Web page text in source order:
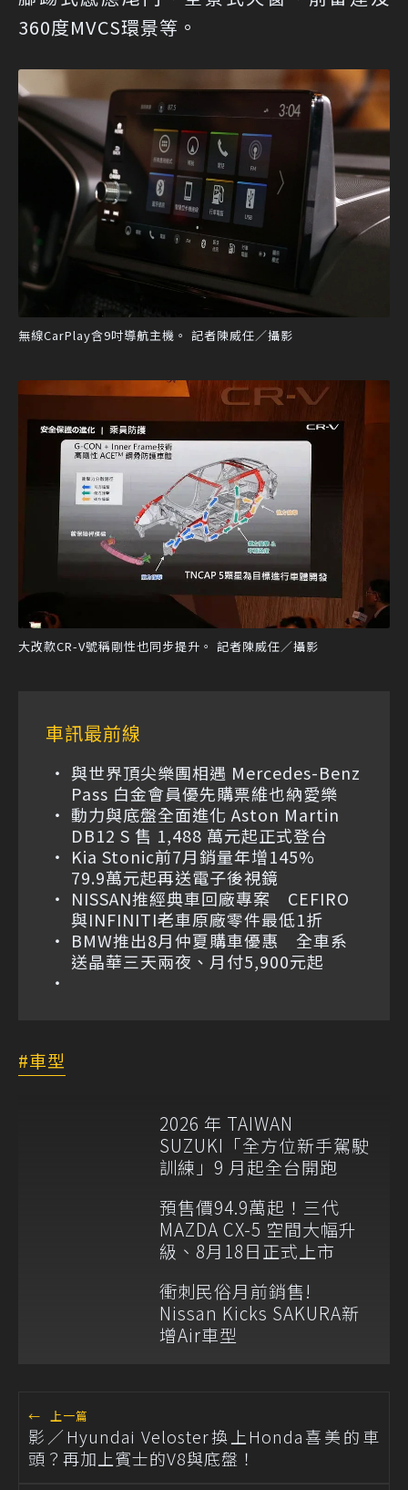
360度MVCS環景等。
無線CarPlay含9吋導航主機。 記者陳威任／攝影
大改款CR-V號稱剛性也同步提升。 記者陳威任／攝影
車訊最前線
與世界頂尖樂團相遇 Mercedes-Benz
Pass 白金會員優先購票維也納愛樂
動力與底盤全面進化 Aston Martin
DB12 S 售 1,488 萬元起正式登台
Kia Stonic前7月銷量年增145%
79.9萬元起再送電子後視鏡
NISSAN推經典車回廠專案 CEFIRO
與INFINITI老車原廠零件最低1折
BMW推出8月仲夏購車優惠 全車系
送晶華三天兩夜、月付5,900元起
車型
2026 年 TAIWAN
SUZUKI「全方位新手駕駛
訓練」9 月起全台開跑
預售價94.9萬起！三代
MAZDA CX-5 空間大幅升
級、8月18日正式上市
衝刺民俗月前銷售!
Nissan Kicks SAKURA新
增Air車型
← 上一篇
影／Hyundai Veloster換上Honda喜美的車
頭？再加上賓士的V8與底盤！